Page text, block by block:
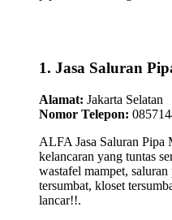
1. Jasa Saluran
Alamat: Jakarta Selatan
Nomor Telepon:
ALFA Jasa Saluran Pipa
kelancaran yang tuntas
wastafel mampet,
tersumbat, kloset
lancar!!.